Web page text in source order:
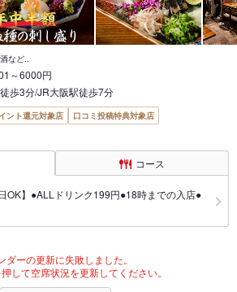
など..
～6000円
歩3分/JR大阪駅徒歩7分
ント還元対象店
口コミ投稿特典対象店
コース
OK】●ALLドリンク199円●18時までの入店●
ダーの更新に失敗しました。
して空席状況を更新してください。